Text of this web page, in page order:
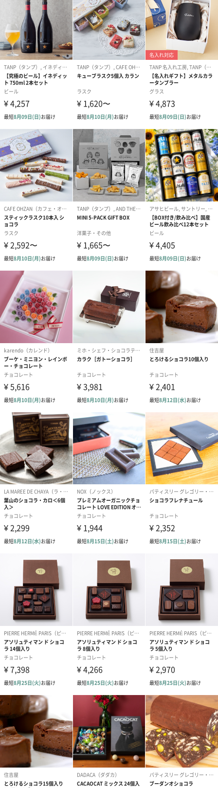
～美味しくお召し上がりいただくためのご注意点～
保存温度が高く、冷え固まった際にチョコレートの表面に油脂分
が浮き出すことがございます(ファットブルーム現象)。
また、開封時の温度差により、チョコレートの表面に結露が発生
し表面が白くなる場合がございます(シュガーブルーム現象)。
どちらも品質に問題はございませんので安心してお召し上がりく
ださい。
※冷蔵庫には入れず高温多湿を避け常温で保存しできるだけお早
めにお召し上がりください。
※チョコレートの上蓋は食べられません。
ハンド＆ネイルクリーム
ベタつかず、みずみずしく潤う香りのハンドクリーム。使いやす
いポンプ式です。
NR（ジャスミン）
熱を加えずコールドプレスで丁寧に抽出された、USDA認定オーガ
ニックココナッツオイルとジャスミンライス、インカオメガシー
ドエキスのリッチなブレンド。皮膚へスムーズになじみ、べたつ
かないテクスチャー。肌に潤いと柔らかさが欲しい方におすすめ
です。
水分を補給し、閉じ込め、柔らかな手肌へ。深くリラックスして
幸福感に満ちた気持ちを与えてくれる、ジャスミンアブソリュー
トとオーガニック認定イランイラン精油の香り。
■ 香り：ジャスミン＋イランイラン
■ 気持ち：深くリラックスして幸福感に満ちた気持ちを与えてく
れる
■ 仕上がり：水分を補給し、閉じ込め、柔らかな手肌へ
AW（グレープフルーツ）
ッツオイル・ロータスエキス・パパイヤをブレンド。皮膚へスム
ーズになじみ、べたつかないテクスチャー。肌に透明感が欲しい
方におすすめです。
くすみやひびわれが気になる手や爪に輝きを与え、色むらなどを
ニュートラルな状態へ整えます。気分を明るくし、軽やかさと元
気を与えてくれるグレープフルーツの香り。
■ 香り：フレッシュなグレープフルーツの香り
■ 気持ち： 気分を明るくし、軽やかさと元気を与えてくれる
■ 仕上がり：くすみやひびわれなどを整え、輝きに満ちた手肌へ
BL（レモングラス）
皮膚トラブルをケアするタイ ターメリック根エキス、肌に水分を
与えるニームシードオイル、肌を落ち着かせるセロリシードをブ
レンド。皮膚へスムーズになじみ、べたつかないテクスチャー。